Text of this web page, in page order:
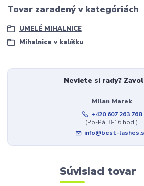
Tovar zaradený v kategóriách
UMELÉ MIHALNICE
Mihalnice v kalíšku
Neviete si rady?
Milan Marek
+420 607 263 768
(Po-Pá, 8-16 hod.)
info@best-
Súvisiaci tovar